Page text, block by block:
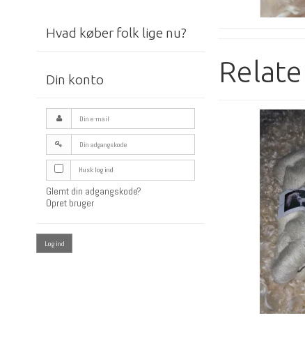
Hvad køber folk lige nu?
Din konto
Husk log ind
Glemt din adgangskode?
Opret bruger
Log ind